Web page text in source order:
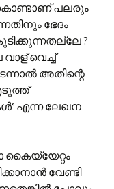
പലരും
ഭേദം
?
വാള് വെച്ച്
അതിന്റെ
എന്ന ലേഖന
കൈയ്യേറ്റം
വേണ്ടി